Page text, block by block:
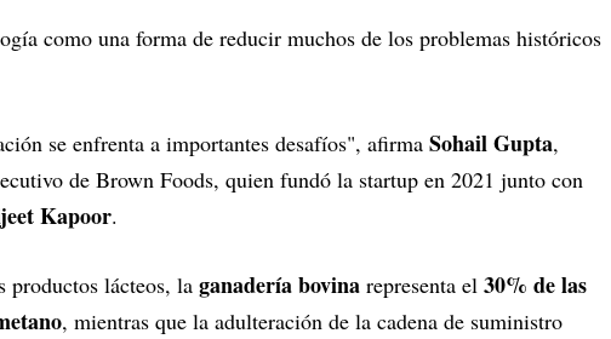
como una forma de reducir muchos de los problemas históricos
se enfrenta a importantes desafíos", afirma Sohail Gupta,
de Brown Foods, quien fundó la startup en 2021 junto con
Kapoor.
productos lácteos, la ganadería bovina representa el 30% de las
, mientras que la adulteración de la cadena de suministro